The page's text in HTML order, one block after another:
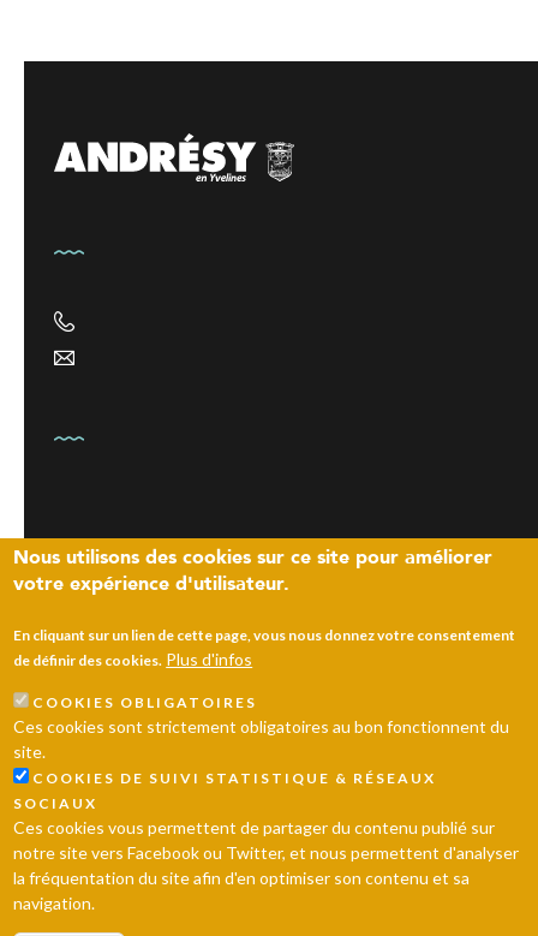
NEWSLETTER
Laissez un message
© 2026 Ville d’Andrésy Mentions légales Plan du site
Nous utilisons des cookies sur ce site pour améliorer
votre expérience d'utilisateur.
En cliquant sur un lien de cette page, vous nous donnez votre consentement
de définir des cookies. Plus d'infos
COOKIES OBLIGATOIRES
Ces cookies sont strictement obligatoires au bon fonctionnent du
site.
COOKIES DE SUIVI STATISTIQUE & RÉSEAUX
SOCIAUX
Ces cookies vous permettent de partager du contenu publié sur
notre site vers Facebook ou Twitter, et nous permettent d'analyser
la fréquentation du site afin d'en optimiser son contenu et sa
navigation.